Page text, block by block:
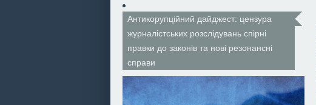
Антикорупційний дайджест: цензура
журналістських розслідувань спірні
правки до законів та нові резонансні
справи